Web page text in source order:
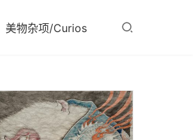
美物杂项/Curios